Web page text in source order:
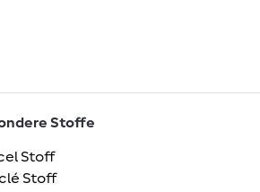
Stoffe
Stoff
Stoff